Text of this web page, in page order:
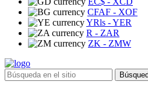
CFAF - XOF
YRls - YER
R - ZAR
ZK - ZMW